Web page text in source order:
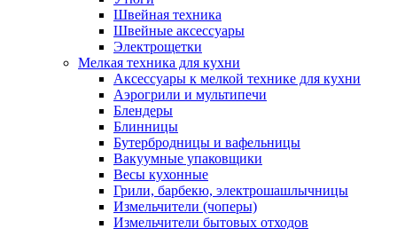
Швейная техника
Швейные аксессуары
Электрощетки
Мелкая техника для кухни
Аксессуары к мелкой технике для кухни
Аэрогрили и мультипечи
Блендеры
Блинницы
Бутербродницы и вафельницы
Вакуумные упаковщики
Весы кухонные
Грили, барбекю, электрошашлычницы
Измельчители (чоперы)
Измельчители бытовых отходов